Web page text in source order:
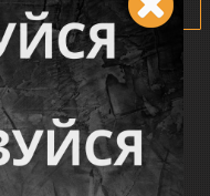
Про нас